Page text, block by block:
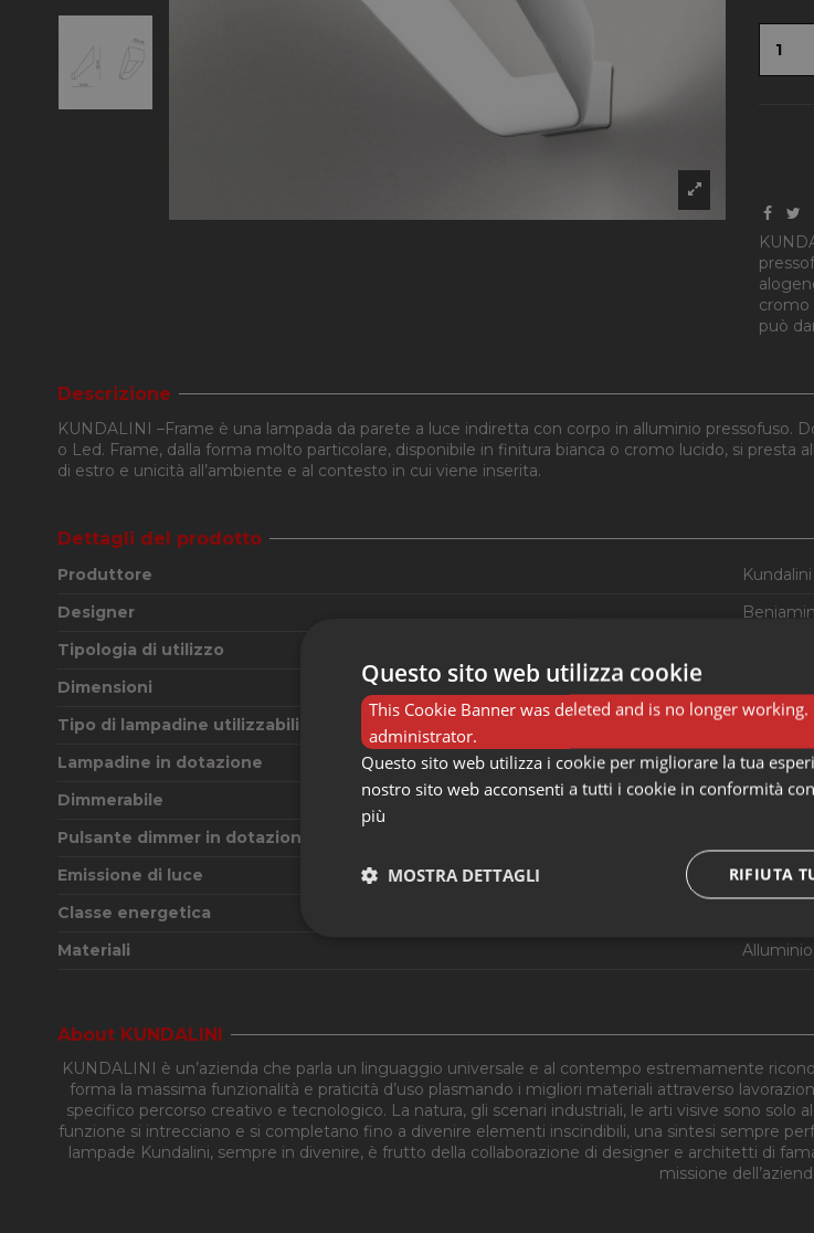
cromo
può
Descrizione
KUNDALINI –Frame è una lampada da parete a luce indiretta con corpo in alluminio
o Led. Frame, dalla forma molto particolare, disponibile in finitura bianca o cromo lucido, si presta
di estro e unicità all’ambiente e al contesto in cui viene inserita.
Dettagli del prodotto
Produttore
Kundalini
Designer
Tipologia di utilizzo
Dimensioni
Tipo di lampadine utilizzabili
R7s
Lampadine in dotazione
No
Dimmerabile
No
Pulsante dimmer in dotazione
Emissione di luce
Indiretta
Classe energetica
Materiali
Alluminio
About KUNDALINI
KUNDALINI è un’azienda che parla un linguaggio universale e al contempo estremamente
forma la massima funzionalità e praticità d’uso plasmando i migliori materiali attraverso
specifico percorso creativo e tecnologico. La natura, gli scenari industriali, le arti visive sono
funzione si intrecciano e si completano fino a divenire elementi inscindibili, una sintesi sempre
lampade Kundalini, sempre in divenire, è frutto della collaborazione di designer e architetti di
missione
Questo sito web utilizza cookie
This Cookie Banner was deleted and is no longer
administrator.
Questo sito web utilizza i cookie per migliorare la tua
nostro sito web acconsenti a tutti i cookie in conformità
più
RIFIUTA
MOSTRA DETTAGLI
Performance
Strettamente necessari Performance
I cookie strettamente necessari consentono le funzionalità principali del sito
dell'account. Il sito web non può essere utilizzato correttamente senza i